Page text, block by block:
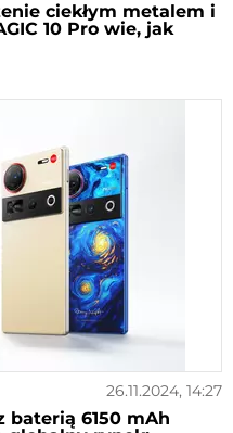
ciekłym metalem i
10 Pro wie, jak
26.11.2024, 14:27
baterią 6150 mAh